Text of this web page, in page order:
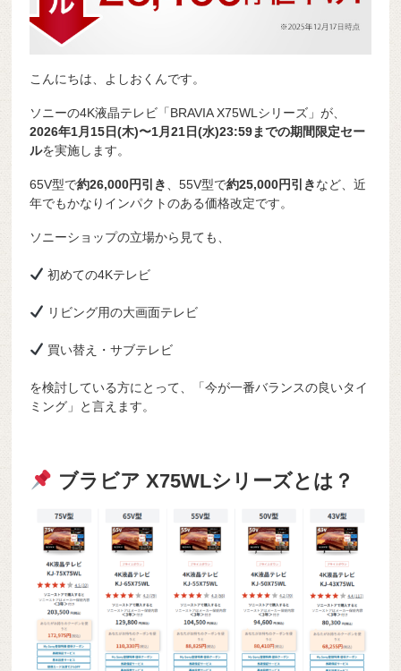
こんにちは、よしおくんです。
ソニーの4K液晶テレビ「BRAVIA X75WL シリーズ」が、
2026年1月15日(木)〜1月21日(水)23:59までの期間限定セー
ルを実施します。
65V型で約26,000円引き 、55V型で約25,000円引きなど、近
年でもかなりインパクトのある価格改定です。
ソニーショップの立場から見ても、
初めての4Kテレビ
リビング用の大画面テレビ
買い替え・サブテレビ
を検討している方にとって、「今が一番バランスの良いタイ
ミング」と言えます。
ブラビア X75WLシリーズとは？